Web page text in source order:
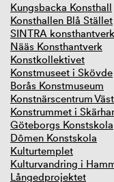
Kungsbacka Konsthall
Konsthallen Blå Stället
SINTRA konsthantverk
Nääs Konsthantverk
Konstkollektivet
Konstmuseet i Skövde
Borås Konstmuseum
Konstnärscentrum Väst
Konstrummet i
Göteborgs Konstskola
Dômen Konstskola
Kulturtemplet
Kulturvandring i
Långedprojektet